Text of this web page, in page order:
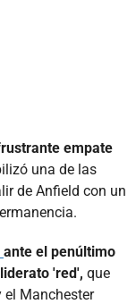
empate
una de las
de Anfield con un
ante el penúltimo
'red', que
el Manchester